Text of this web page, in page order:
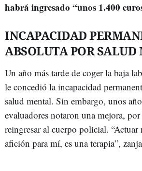
habrá ingresado “unos 1.400
INCAPACIDAD
ABSOLUTA POR
Un año más tarde de coger la baja
le concedió la incapacidad
salud mental. Sin embargo, unos
evaluadores notaron una mejora,
reingresar al cuerpo policial. “Actuar
afición para mí, es una terapia”,